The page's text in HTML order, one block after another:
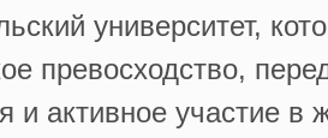
университет,
превосходство,
и активное участие в